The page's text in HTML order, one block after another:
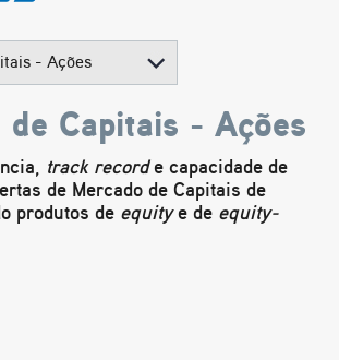
de Capitais - Ações
track recorde capacidade de
de Mercado de Capitais de
produtos de equitye de equity-